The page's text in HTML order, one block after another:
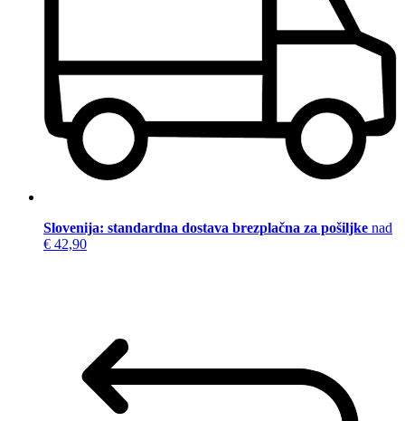
Slovenija: standardna dostava brezplačna za pošiljke nad
€ 42,90